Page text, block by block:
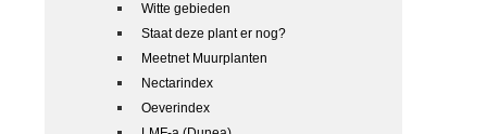
Witte gebieden
Staat deze plant er nog?
Meetnet Muurplanten
Nectarindex
Oeverindex